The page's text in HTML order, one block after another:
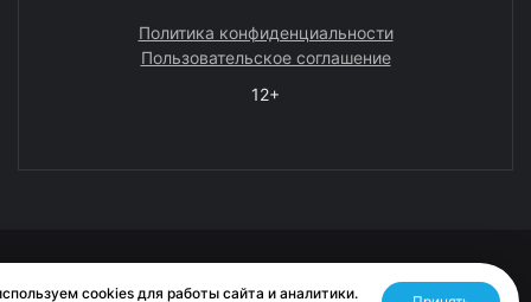
Политика конфиденциальности
Пользовательское соглашение
12+
cookies для работы сайта и аналитики.